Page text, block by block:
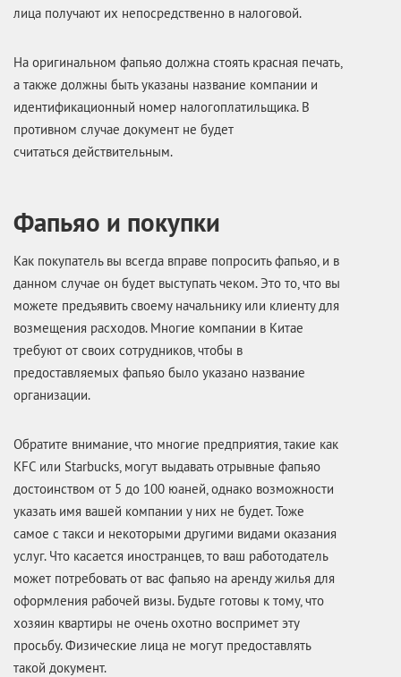
лица получают их непосредственно в налоговой.
На оригинальном фапьяо должна стоять красная печать,
а также должны быть указаны название компании и
идентификационный номер налогоплатильщика. В
противном случае документ не будет
считаться действительным.
Фапьяо и покупки
Как покупатель вы всегда вправе попросить фапьяо, и в
данном случае он будет выступать чеком. Это то, что вы
можете предъявить своему начальнику или клиенту для
возмещения расходов. Многие компании в Китае
требуют от своих сотрудников, чтобы в
предоставляемых фапьяо было указано название
организации.
Обратите внимание, что многие предприятия, такие как
KFC или Starbucks, могут выдавать отрывные фапьяо
достоинством от 5 до 100 юаней, однако возможности
указать имя вашей компании у них не будет. Тоже
самое с такси и некоторыми другими видами оказания
услуг. Что касается иностранцев, то ваш работодатель
может потребовать от вас фапьяо на аренду жилья для
оформления рабочей визы. Будьте готовы к тому, что
хозяин квартиры не очень охотно воспримет эту
просьбу. Физические лица не могут предоставлять
такой документ.